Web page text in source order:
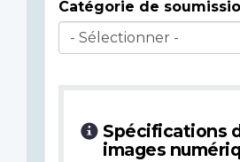
Catégorie de
Spécifications
images